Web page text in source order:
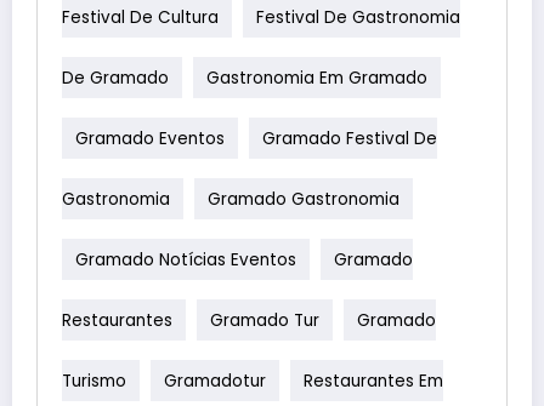
Festival De Cultura Festival De Gastronomia
De Gramado Gastronomia Em Gramado
Gramado Eventos Gramado Festival De
Gastronomia Gramado Gastronomia
Gramado Notícias Eventos Gramado
Restaurantes Gramado Tur Gramado
Turismo Gramadotur Restaurantes Em